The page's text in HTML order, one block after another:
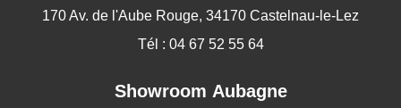
170 Av. de l'Aube Rouge, 34170 Castelnau-le-Lez
Tél : 04 67 52 55 64
Showroom Aubagne